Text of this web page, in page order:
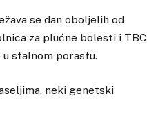
se dan oboljelih od
za plućne bolesti i TBC
stalnom porastu.
neki genetski